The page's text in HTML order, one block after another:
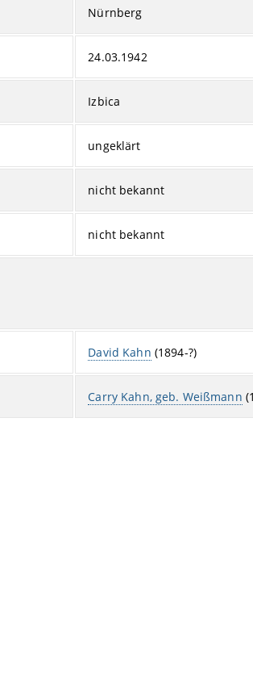
Nürnberg
24.03.1942
Izbica
ungeklärt
nicht bekannt
nicht bekannt
David Kahn (1894-?)
Carry Kahn, geb. Weißmann